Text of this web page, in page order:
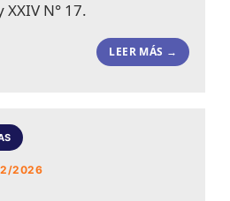
N° 17.
LEER MÁS →
2026